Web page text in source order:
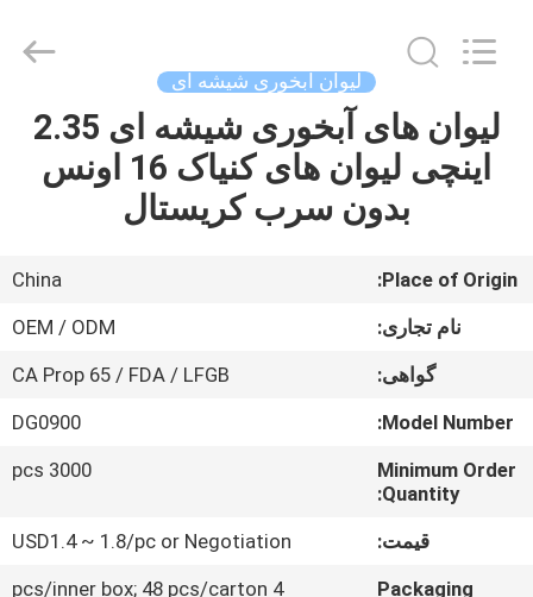
صفحه
اصلی
درباره
ما
HOME
PRODUCTS
Reserved.
لیوان آبخوری شیشه ای
لیوان های آبخوری شیشه ای 2.35
اینچی لیوان های کنیاک 16 اونس
بدون سرب کریستال
Place of Origin:
China
نام تجاری:
OEM / ODM
گواهی:
CA Prop 65 / FDA / LFGB
Model Number:
DG0900
Minimum Order
Quantity:
3000 pcs
قیمت:
USD1.4 ~ 1.8/pc or Negotiation
Packaging
4 pcs/inner box; 48 pcs/carton